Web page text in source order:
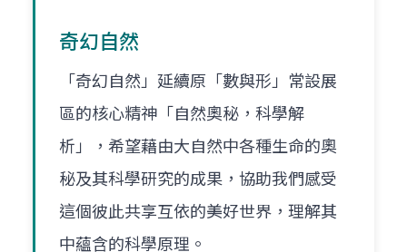
奇幻自然
「奇幻自然」延續原「數與形」常設展
區的核心精神「自然奧秘，科學解
析」，希望藉由大自然中各種生命的奧
秘及其科學研究的成果，協助我們感受
這個彼此共享互依的美好世界，理解其
中蘊含的科學原理。